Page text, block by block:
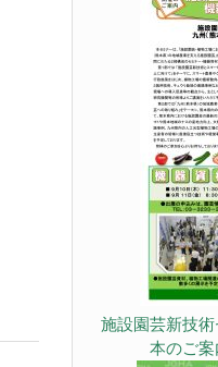
施設園芸新技
本のご